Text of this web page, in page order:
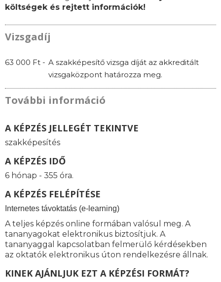
költségek és rejtett információk!
Vizsgadíj
63 000 Ft - A szakképesítő vizsga díját az akkreditált
vizsgaközpont határozza meg.
További információ
A KÉPZÉS JELLEGÉT TEKINTVE
szakképesítés
A KÉPZÉS IDŐ
6 hónap - 355 óra.
A KÉPZÉS FELÉPÍTÉSE
nternetes távoktatás (e-learning)
A teljes képzés online formában valósul meg. A
tananyagokat elektronikus biztosítjuk. A
tananyaggal kapcsolatban felmerülő kérdésekben
az oktatók elektronikus úton rendelkezésre állnak.
KINEK AJÁNLJUK EZT A KÉPZÉSI FORMÁT?